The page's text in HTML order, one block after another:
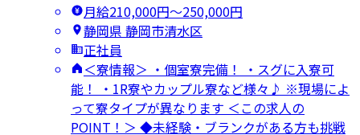
月給210,000円〜250,000円
静岡県 静岡市清水区
正社員
＜寮情報＞ ・個室寮完備！ ・スグに入寮可
能！ ・1R寮やカップル寮など様々♪ ※現場によ
って寮タイプが異なります ＜この求人の
POINT！＞ ◆未経験・ブランクがある方も挑戦